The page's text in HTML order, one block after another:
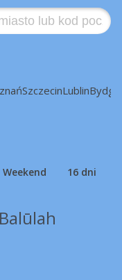
SzczecinLublin
Weekend 16 dni